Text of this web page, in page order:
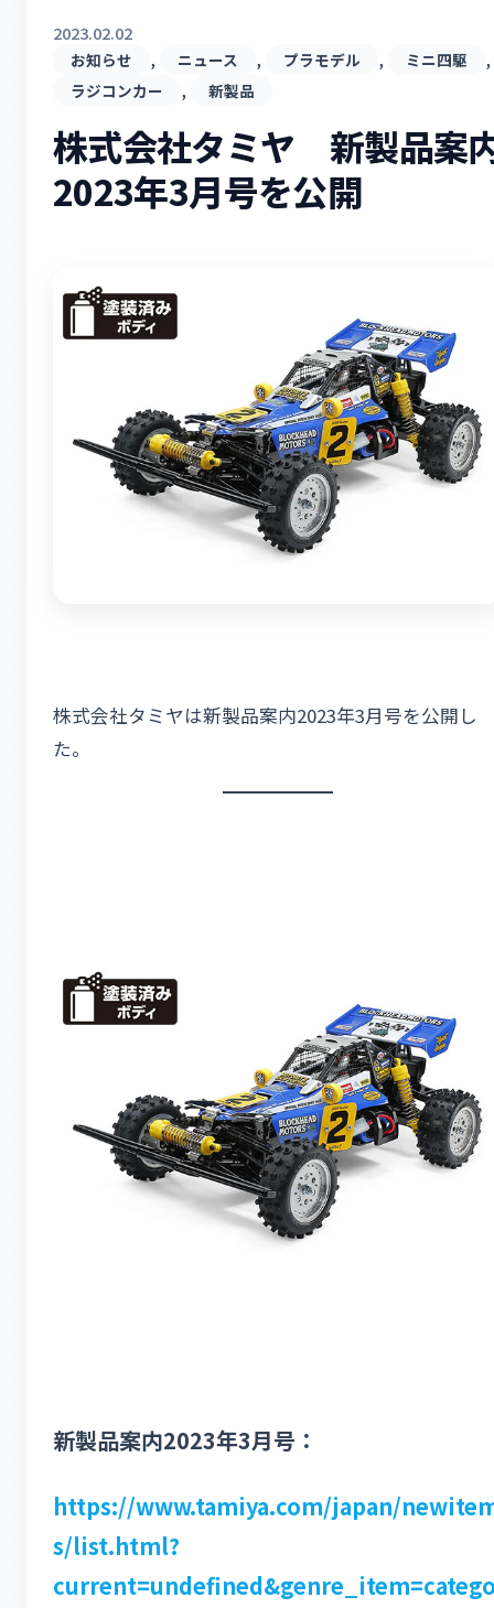
2023.02.02
お知らせ , ニュース , プラモデル , ミニ四駆 ,
ラジコンカー , 新製品
株式会社タミヤ 新製品案
2023年3月号を公開
株式会社タミヤは新製品案内2023年3月号を公開し
た。
新製品案内2023年3月号：
https://www.tamiya.com/japan/
s/list.html?